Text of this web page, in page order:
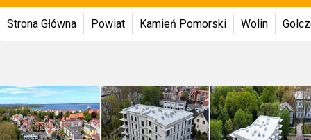
Strona Główna Powiat Kamień Pomorski Wolin